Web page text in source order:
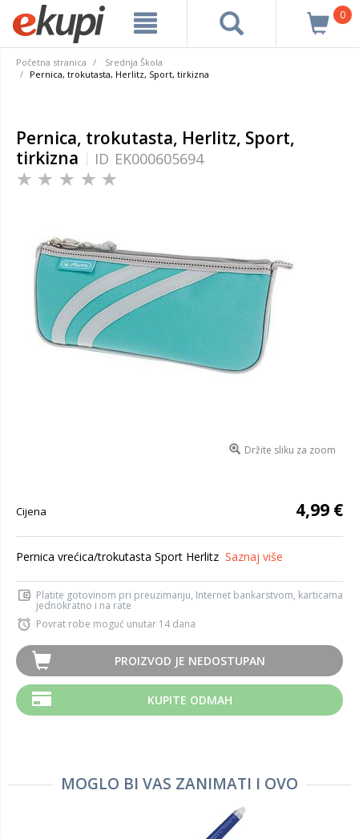
0
Početna stranica
Srednja Škola
Pernica, trokutasta, Herlitz, Sport, tirkizna
Pernica, trokutasta, Herlitz, Sport,
tirkizna
ID EK000605694
Držite sliku za zoom
Cijena 4,99 €
Pernica vrećica/trokutasta Sport Herlitz Saznaj više
Platite gotovinom pri preuzimanju, Internet bankarstvom, karticama
jednokratno i na rate
Povrat robe moguć unutar 14 dana
PROIZVOD JE NEDOSTUPAN
KUPITE ODMAH
MOGLO BI VAS ZANIMATI I OVO